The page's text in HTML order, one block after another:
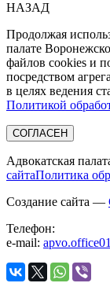
НАЗАД
Продолжая
палате
файлов cookies и
посредством
в целях ведения
Политикой
СОГЛАСЕН
Адвокатская
сайтаПолитика
Создание сайта —
Телефон:
e-mail: